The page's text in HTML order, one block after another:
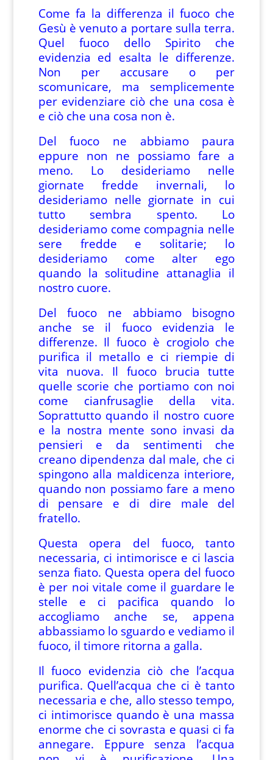
Come fa la differenza il fuoco che
Gesù è venuto a portare sulla terra.
Quel fuoco dello Spirito che
evidenzia ed esalta le differenze.
Non per accusare o per
scomunicare, ma semplicemente
per evidenziare ciò che una cosa è
e ciò che una cosa non è.
Del fuoco ne abbiamo paura
eppure non ne possiamo fare a
meno. Lo desideriamo nelle
giornate fredde invernali, lo
desideriamo nelle giornate in cui
tutto sembra spento. Lo
desideriamo come compagnia nelle
sere fredde e solitarie; lo
desideriamo come alter ego
quando la solitudine attanaglia il
nostro cuore.
Del fuoco ne abbiamo bisogno
anche se il fuoco evidenzia le
differenze. Il fuoco è crogiolo che
purifica il metallo e ci riempie di
vita nuova. Il fuoco brucia tutte
quelle scorie che portiamo con noi
come cianfrusaglie della vita.
Soprattutto quando il nostro cuore
e la nostra mente sono invasi da
pensieri e da sentimenti che
creano dipendenza dal male, che ci
spingono alla maldicenza interiore,
quando non possiamo fare a meno
di pensare e di dire male del
fratello.
Questa opera del fuoco, tanto
necessaria, ci intimorisce e ci lascia
senza fiato. Questa opera del fuoco
è per noi vitale come il guardare le
stelle e ci pacifica quando lo
accogliamo anche se, appena
abbassiamo lo sguardo e vediamo il
fuoco, il timore ritorna a galla.
Il fuoco evidenzia ciò che l’acqua
purifica. Quell’acqua che ci è tanto
necessaria e che, allo stesso tempo,
ci intimorisce quando è una massa
enorme che ci sovrasta e quasi ci fa
annegare. Eppure senza l’acqua